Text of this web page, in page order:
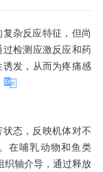
杂反应特征，但尚
检测应激反应和药
发，从而为疼痛感
态，反映机体对不
在哺乳动物和鱼类
织轴介导，通过释放